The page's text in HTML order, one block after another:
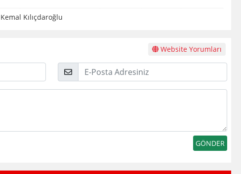
Kemal Kılıçdaroğlu
Website Yorumları
Posta